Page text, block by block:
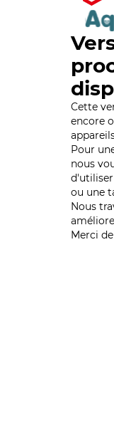
Cette
encore
Pour
nous
ou une
Nous
Merci